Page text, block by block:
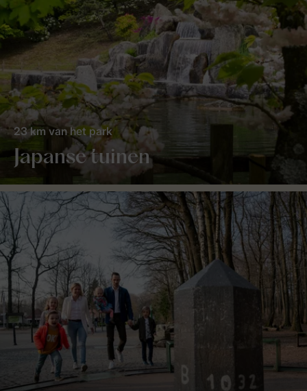
Japanse tuinen
23 km van het park